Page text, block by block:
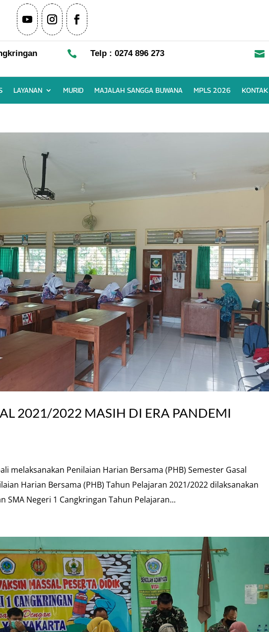
 Telp : 0274 896 273 
LAYANAN MURID MAJALAH SANGGA BUWANA MPLS 2026 KONTAK
2021/2022 MASIH DI ERA PANDEMI
melaksanakan Penilaian Harian Bersama (PHB) Semester Gasal
Harian Bersama (PHB) Tahun Pelajaran 2021/2022 dilaksanakan
SMA Negeri 1 Cangkringan Tahun Pelajaran...